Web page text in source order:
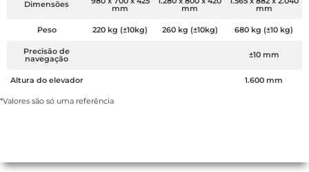
Dimensões mm mm mm
Peso 220 kg (±10kg) 260 kg (±10kg) 680 kg (±10 kg)
Precisão de
navegação ±10 mm
Altura do elevador 1.600 mm
*Valores são só uma referência